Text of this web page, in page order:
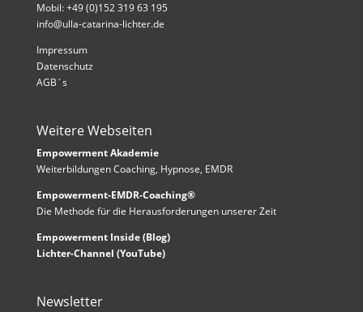
Mobil: +49 (0)152 319 63 195
info@ulla-catarina-lichter.de
Impressum
Datenschutz
AGB´s
Weitere Webseiten
Empowerment Akademie
Weiterbildungen Coaching, Hypnose, EMDR
Empowerment-EMDR-Coaching®
Die Methode für die Herausforderungen unserer Zeit
Empowerment Inside (Blog)
Lichter-Channel (YouTube)
Newsletter